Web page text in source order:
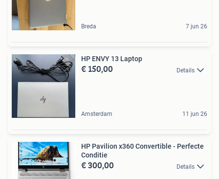
Breda 7 jun 26
HP ENVY 13 Laptop
€ 150,00 Details
Amsterdam 11 jun 26
HP Pavilion x360 Convertible - Perfecte
Conditie
€ 300,00 Details